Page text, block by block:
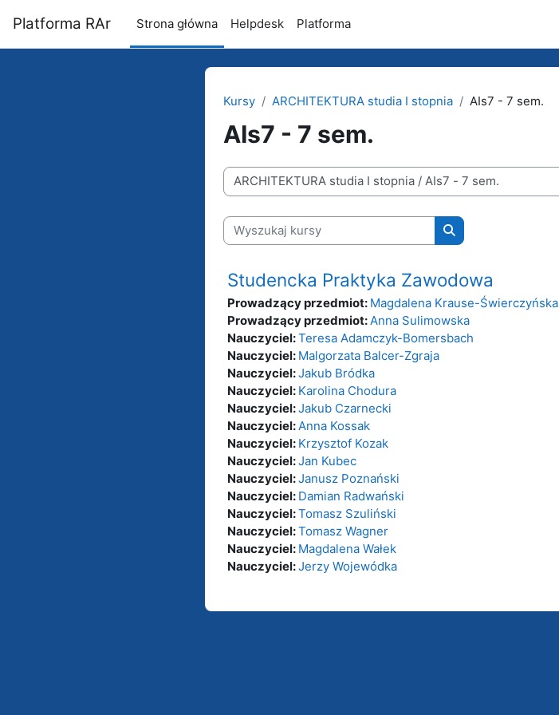
Platforma RAr Strona główna Helpdesk Platforma
Kursy ARCHITEKTURA studia I stopnia AIs7 - 7 sem.
AIs7 - 7 sem.
Kategorie kursów
Wyszukaj kursy
Wyszukaj kursy
Studencka Praktyka Zawodowa
Prowadzący przedmiot: Magdalena Krause-Świerczyńska
Prowadzący przedmiot:Anna Sulimowska
Nauczyciel:Teresa Adamczyk-Bomersbach
Nauczyciel: Malgorzata Balcer-Zgraja
Nauczyciel:Jakub Bródka
Nauczyciel: Karolina Chodura
Nauczyciel:Jakub Czarnecki
Nauczyciel:Anna Kossak
Nauczyciel: Krzysztof Kozak
Nauczyciel:Jan Kubec
Nauczyciel:Janusz Poznański
Nauczyciel: Damian Radwański
Nauczyciel:Tomasz Szuliński
Nauczyciel:Tomasz Wagner
Nauczyciel: Magdalena Wałek
Nauczyciel:Jerzy Wojewódka